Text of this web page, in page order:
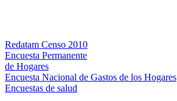
Redatam Censo 2010
Encuesta Permanente
de Hogares
Encuesta Nacional de Gastos de los Hogares
Encuestas de salud